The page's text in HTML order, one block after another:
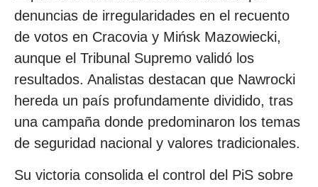
denuncias de irregularidades en el recuento
de votos en Cracovia y Mińsk Mazowiecki,
aunque el Tribunal Supremo validó los
resultados. Analistas destacan que Nawrocki
hereda un país profundamente dividido, tras
una campaña donde predominaron los temas
de seguridad nacional y valores tradicionales.
Su victoria consolida el control del PiS sobre